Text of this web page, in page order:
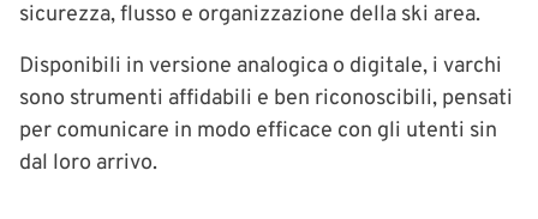
sicurezza, flusso e organizzazione della ski area.
Disponibili in versione analogica o digitale, i varchi
sono strumenti affidabili e ben riconoscibili, pensati
per comunicare in modo efficace con gli utenti sin
dal loro arrivo.